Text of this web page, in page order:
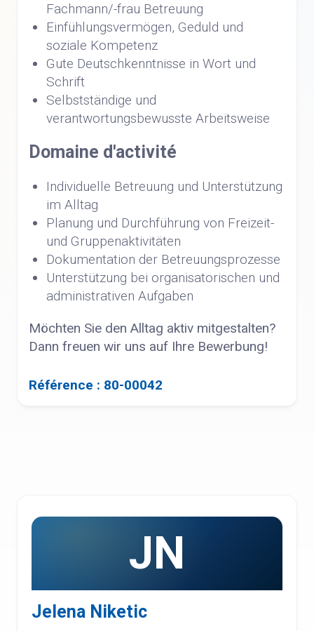
Fachmann/-frau Betreuung
Einfühlungsvermögen, Geduld und
soziale Kompetenz
Gute Deutschkenntnisse in Wort und
Schrift
Selbstständige und
verantwortungsbewusste Arbeitsweise
Domaine d'activité
Individuelle Betreuung und Unterstützung
im Alltag
Planung und Durchführung von Freizeit-
und Gruppenaktivitäten
Dokumentation der Betreuungsprozesse
Unterstützung bei organisatorischen und
administrativen Aufgaben
Möchten Sie den Alltag aktiv mitgestalten?
Dann freuen wir uns auf Ihre Bewerbung!
Référence : 80-00042
JN
Jelena Niketic